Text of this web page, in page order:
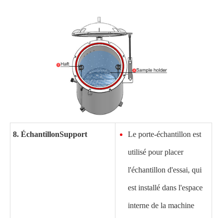
8. ÉchantillonSupport Le porte-échantillon est
utilisé pour placer
l'échantillon d'essai, qui
est installé dans l'espace
interne de la machine